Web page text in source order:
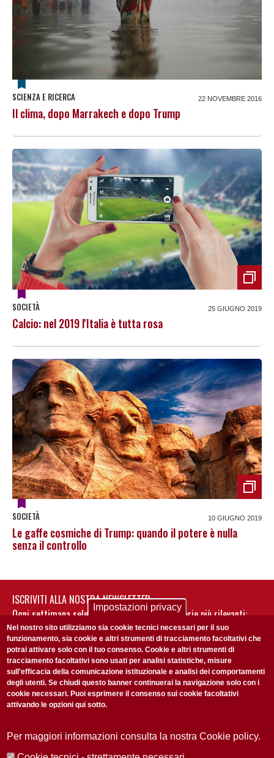
SCIENZA E RICERCA 22 NOVEMBRE 2016
Il clima, dopo Marrakech e dopo Trump
SOCIETÀ 25 GIUGNO 2019
Calcio: nel 2019 l'Italia è tutta rosa
SOCIETÀ 10 GIUGNO 2019
Le gaffe cosmiche di Trump: quando il potere è nulla
senza il controllo
ISCRIVITI ALLA NOSTRA NEWSLETTER
Ogni settimana selezioniamo per te nostre storie più rilevanti:
non perderti gli aggiornamenti della nostra newsletter
Accetto laPrivacy Policy
Impostazioni privacy
Nel nostro sito utilizziamo sia cookie tecnici necessari per il suo
funzionamento, sia cookie e altri strumenti di tracciamento facoltativi che
potrai attivare solo con il tuo consenso. Cookie e altri strumenti di
tracciamento facoltativi sono usati per analisi statistiche, misure
sull'efficacia della comunicazione istituzionale e analisi dei comportamenti
degli utenti. Se chiudi questo banner continuerai la navigazione solo con i
cookie necessari. Puoi esprimere il consenso sui cookie facoltativi
attivando le opzioni qui sotto.
Per maggiori informazioni consulta la nostra Cookie policy.